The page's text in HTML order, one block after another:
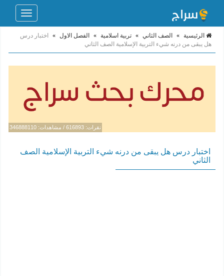
Toggle
الرئيسية » الصف الثاني » تربية اسلامية » الفصل الاول »
اختبار درس
هل يبقى من درنه شيء التربية الإسلامية الصف الثاني
نقرات: 616893 / مشاهدات: 346888110
اختبار درس هل يبقى من درنه شيء التربية الإسلامية الصف
الثاني